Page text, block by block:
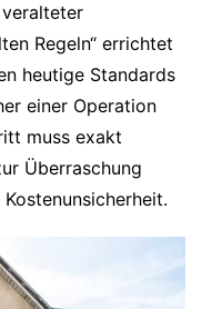
Regeln“ errichtet
heutige Standards
einer Operation
muss exakt
Überraschung